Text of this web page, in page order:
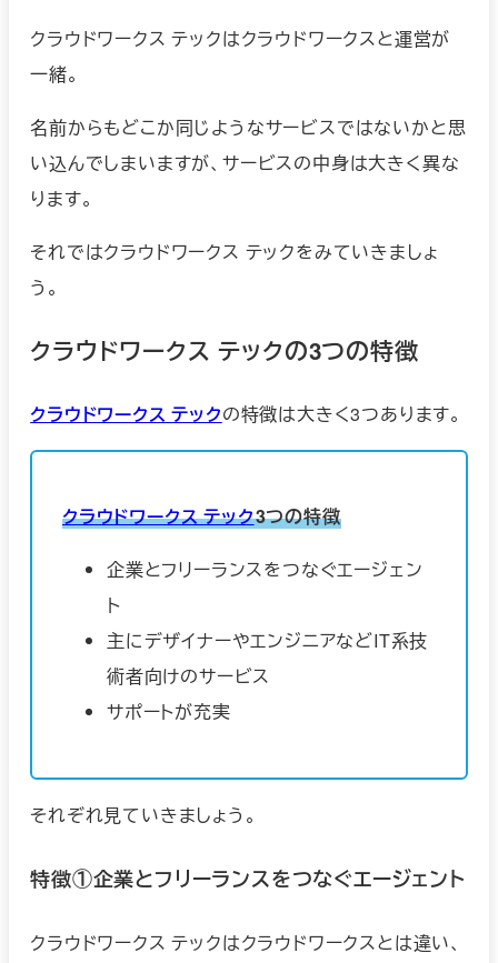
クラウドワークス テックはクラウドワークスと運営が
一緒。
名前からもどこか同じようなサービスではないかと思
い込んでしまいますが、サービスの中身は大きく異な
ります。
それではクラウドワークス テックをみていきましょ
う。
クラウドワークス テックの3つの特徴
クラウドワークス テックの特徴は大きく3つあります。
クラウドワークス テック3つの特徴
企業とフリーランスをつなぐエージェン
ト
主にデザイナーやエンジニアなどIT系技
術者向けのサービス
サポートが充実
それぞれ見ていきましょう。
特徴①企業とフリーランスをつなぐエージェント
クラウドワークス テックはクラウドワークスとは違い、